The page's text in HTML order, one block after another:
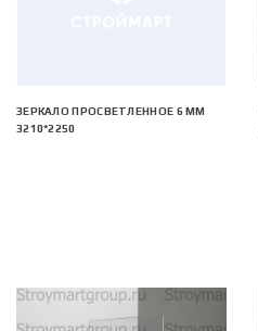
ЗЕРКАЛО ПРОСВЕТЛЕННОЕ 6 ММ
3210*2250